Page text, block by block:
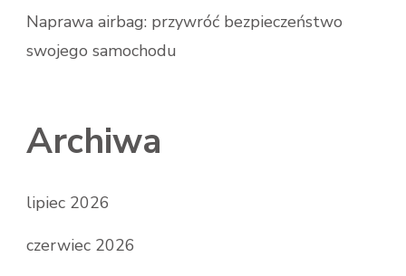
Naprawa airbag: przywróć bezpieczeństwo
swojego samochodu
Archiwa
lipiec 2026
czerwiec 2026